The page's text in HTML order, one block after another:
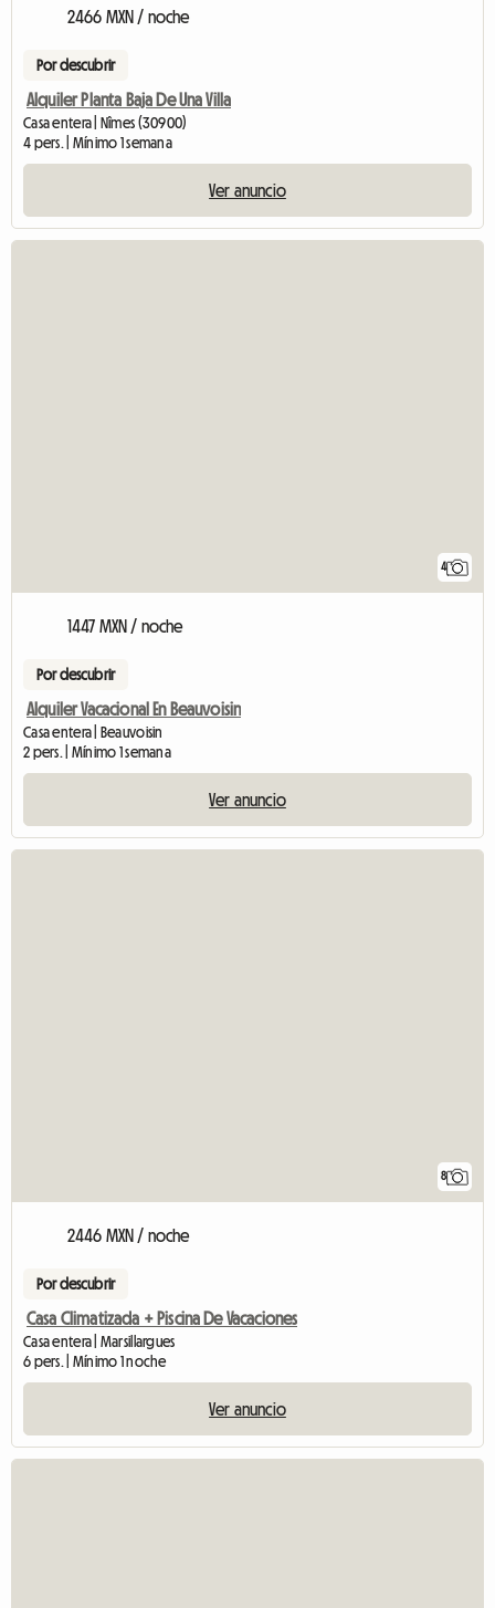
2466 MXN / noche
Por descubrir
Alquiler Planta Baja De Una Villa
Casa entera | Nîmes (30900)
4 pers. | Mínimo 1 semana
Ver anuncio
4
1447 MXN / noche
Por descubrir
Alquiler Vacacional En Beauvoisin
Casa entera | Beauvoisin
2 pers. | Mínimo 1 semana
Ver anuncio
8
2446 MXN / noche
Por descubrir
Casa Climatizada + Piscina De Vacaciones
Casa entera | Marsillargues
6 pers. | Mínimo 1 noche
Ver anuncio